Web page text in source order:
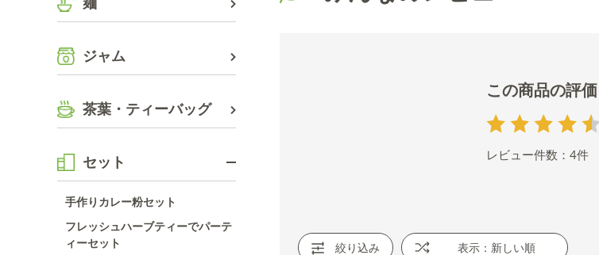
麺
ジャム
茶葉・ティーバッグ
セット
手作りカレー粉セット
フレッシュハーブティーでパーテ
ィーセット
レビュー件数： 4件
絞り込み 表示：新しい順